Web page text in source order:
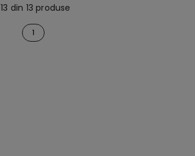
13 din 13 produse
1